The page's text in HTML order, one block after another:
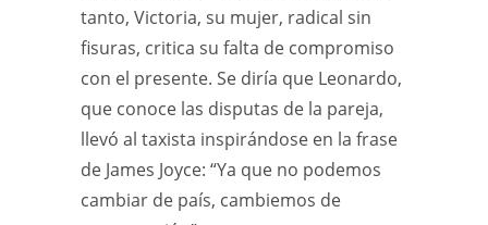
tanto, Victoria, su mujer, radical sin
fisuras, critica su falta de compromiso
con el presente. Se diría que Leonardo,
que conoce las disputas de la pareja,
llevó al taxista inspirándose en la frase
de James Joyce: “Ya que no podemos
cambiar de país, cambiemos de